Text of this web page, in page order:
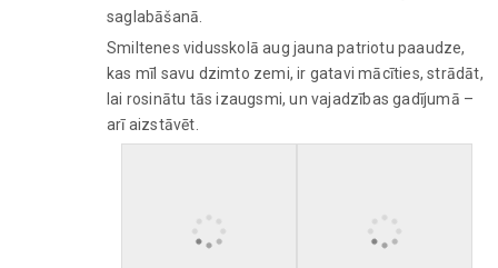
saglabāšanā.
Smiltenes vidusskolā aug jauna patriotu paaudze,
kas mīl savu dzimto zemi, ir gatavi mācīties, strādāt,
lai rosinātu tās izaugsmi, un vajadzības gadījumā –
arī aizstāvēt.